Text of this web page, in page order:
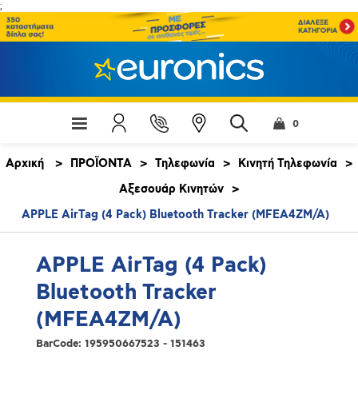
;
0
Αρχική > ΠΡΟΪΟΝΤΑ > Τηλεφωνία > Κινητή Τηλεφωνία
>
Αξεσουάρ Κινητών >
APPLE AirTag (4 Pack) Bluetooth Tracker (MFEA4ZM/A)
APPLE AirTag (4 Pack)
Bluetooth Tracker
(MFEA4ZM/A)
BarCode: 195950667523 - 151463